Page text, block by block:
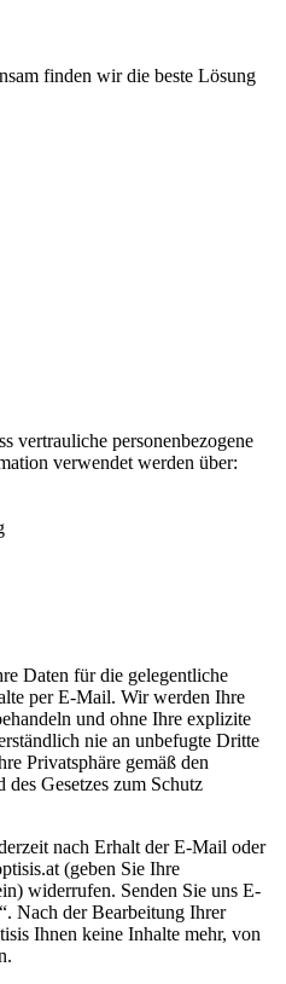
finden wir die beste Lösung
vertrauliche personenbezogene
verwendet werden über:
Daten für die gelegentliche
per E-Mail. Wir werden Ihre
und ohne Ihre explizite
nie an unbefugte Dritte
Privatsphäre gemäß den
Gesetzes zum Schutz
nach Erhalt der E-Mail oder
(geben Sie Ihre
widerrufen. Senden Sie uns E-
Nach der Bearbeitung Ihrer
Ihnen keine Inhalte mehr, von